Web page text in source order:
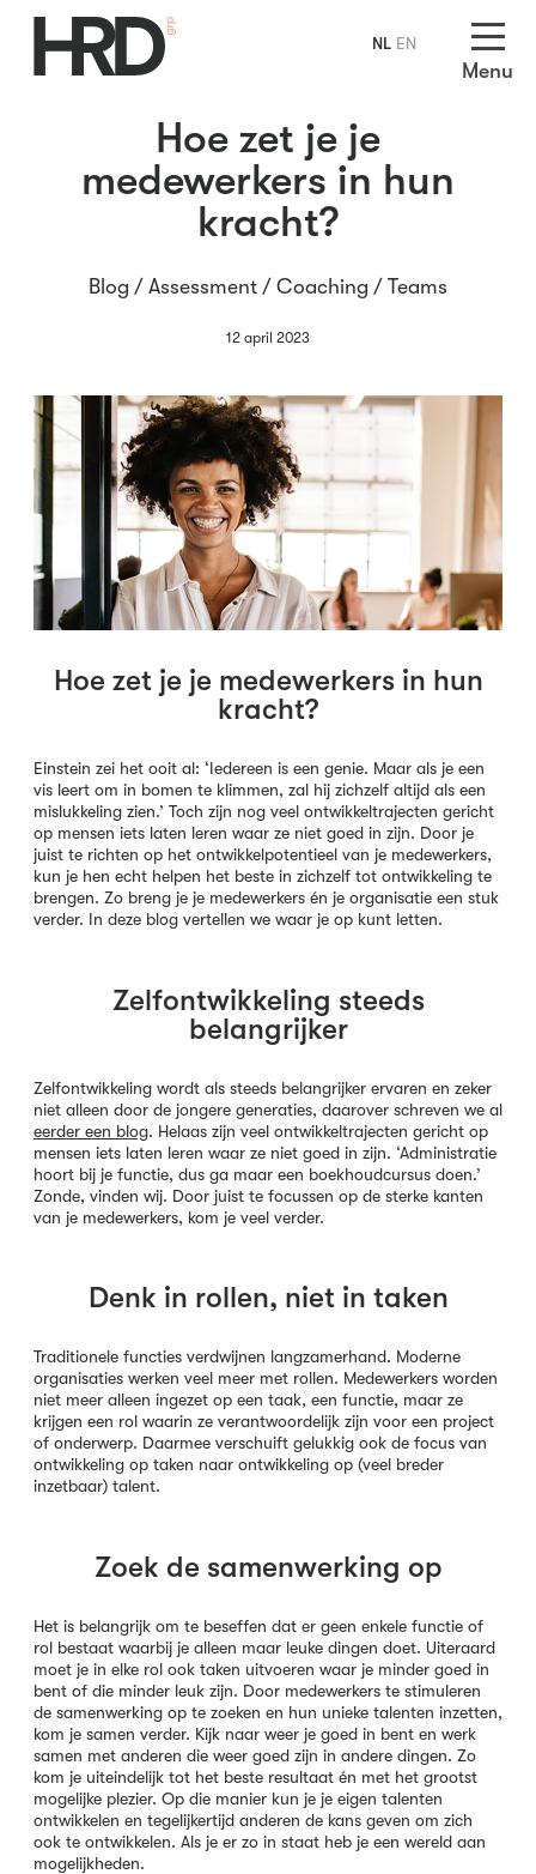
Menu
Hoe zet je je
medewerkers in hun
kracht?
Blog / Assessment / Coaching / Teams
12 april 2023
Hoe zet je je medewerkers in hun
kracht?
Einstein zei het ooit al: ‘Iedereen is een genie. Maar als je een
vis leert om in bomen te klimmen, zal hij zichzelf altijd als een
mislukkeling zien.’ Toch zijn nog veel ontwikkeltrajecten gericht
op mensen iets laten leren waar ze niet goed in zijn. Door je
juist te richten op het ontwikkelpotentieel van je medewerkers,
kun je hen echt helpen het beste in zichzelf tot ontwikkeling te
brengen. Zo breng je je medewerkers én je organisatie een stuk
verder. In deze blog vertellen we waar je op kunt letten.
Zelfontwikkeling steeds
belangrijker
Zelfontwikkeling wordt als steeds belangrijker ervaren en zeker
niet alleen door de jongere generaties, daarover schreven we al
eerder een blog. Helaas zijn veel ontwikkeltrajecten gericht op
mensen iets laten leren waar ze niet goed in zijn. ‘Administratie
hoort bij je functie, dus ga maar een boekhoudcursus doen.’
Zonde, vinden wij. Door juist te focussen op de sterke kanten
van je medewerkers, kom je veel verder.
Denk in rollen, niet in taken
Traditionele functies verdwijnen langzamerhand. Moderne
organisaties werken veel meer met rollen. Medewerkers worden
niet meer alleen ingezet op een taak, een functie, maar ze
krijgen een rol waarin ze verantwoordelijk zijn voor een project
of onderwerp. Daarmee verschuift gelukkig ook de focus van
ontwikkeling op taken naar ontwikkeling op (veel breder
inzetbaar) talent.
Zoek de samenwerking op
Het is belangrijk om te beseffen dat er geen enkele functie of
rol bestaat waarbij je alleen maar leuke dingen doet. Uiteraard
moet je in elke rol ook taken uitvoeren waar je minder goed in
bent of die minder leuk zijn. Door medewerkers te stimuleren
de samenwerking op te zoeken en hun unieke talenten inzetten,
kom je samen verder. Kijk naar weer je goed in bent en werk
samen met anderen die weer goed zijn in andere dingen. Zo
kom je uiteindelijk tot het beste resultaat én met het grootst
mogelijke plezier. Op die manier kun je je eigen talenten
ontwikkelen en tegelijkertijd anderen de kans geven om zich
ook te ontwikkelen. Als je er zo in staat heb je een wereld aan
mogelijkheden.
NL EN